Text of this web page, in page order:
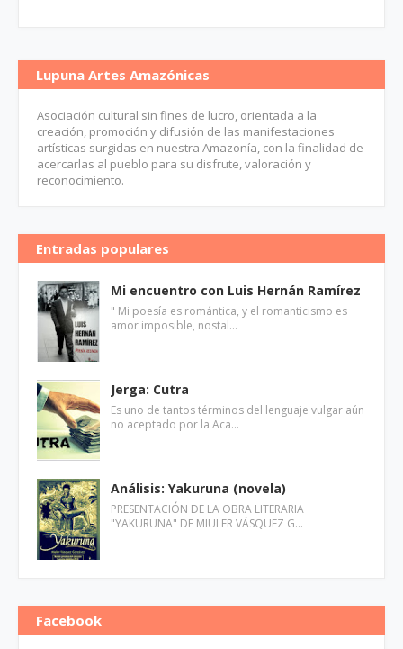
Lupuna Artes Amazónicas
Asociación cultural sin fines de lucro, orientada a la
creación, promoción y difusión de las manifestaciones
artísticas surgidas en nuestra Amazonía, con la finalidad de
acercarlas al pueblo para su disfrute, valoración y
reconocimiento.
Entradas populares
Mi encuentro con Luis Hernán Ramírez
" Mi poesía es romántica, y el romanticismo es
amor imposible, nostal…
Jerga: Cutra
Es uno de tantos términos del lenguaje vulgar aún
no aceptado por la Aca…
Análisis: Yakuruna (novela)
PRESENTACIÓN DE LA OBRA LITERARIA
"YAKURUNA" DE MIULER VÁSQUEZ G…
Facebook